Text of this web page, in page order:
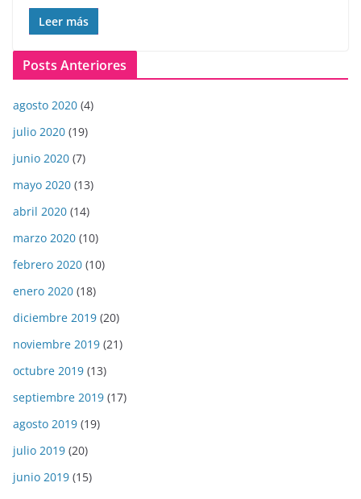
Leer más
Posts Anteriores
agosto 2020 (4)
julio 2020 (19)
junio 2020 (7)
mayo 2020 (13)
abril 2020 (14)
marzo 2020 (10)
febrero 2020 (10)
enero 2020 (18)
diciembre 2019 (20)
noviembre 2019 (21)
octubre 2019 (13)
septiembre 2019 (17)
agosto 2019 (19)
julio 2019 (20)
junio 2019 (15)